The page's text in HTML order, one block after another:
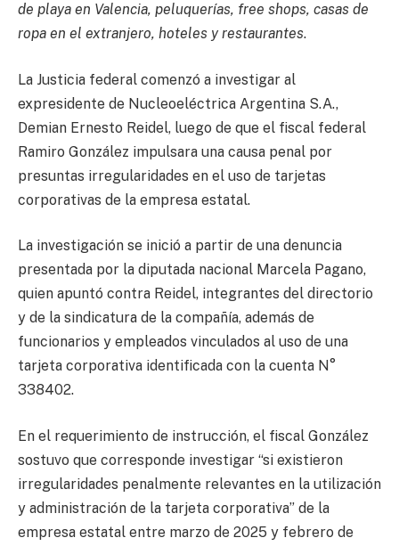
de playa en Valencia, peluquerías, free shops, casas de
ropa en el extranjero, hoteles y restaurantes.
La Justicia federal comenzó a investigar al
expresidente de Nucleoeléctrica Argentina S.A.,
Demian Ernesto Reidel, luego de que el fiscal federal
Ramiro González impulsara una causa penal por
presuntas irregularidades en el uso de tarjetas
corporativas de la empresa estatal.
La investigación se inició a partir de una denuncia
presentada por la diputada nacional Marcela Pagano,
quien apuntó contra Reidel, integrantes del directorio
y de la sindicatura de la compañía, además de
funcionarios y empleados vinculados al uso de una
tarjeta corporativa identificada con la cuenta N°
338402.
En el requerimiento de instrucción, el fiscal González
sostuvo que corresponde investigar “si existieron
irregularidades penalmente relevantes en la utilización
y administración de la tarjeta corporativa” de la
empresa estatal entre marzo de 2025 y febrero de